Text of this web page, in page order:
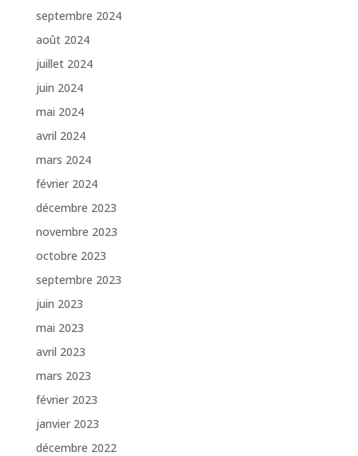
septembre 2024
août 2024
juillet 2024
juin 2024
mai 2024
avril 2024
mars 2024
février 2024
décembre 2023
novembre 2023
octobre 2023
septembre 2023
juin 2023
mai 2023
avril 2023
mars 2023
février 2023
janvier 2023
décembre 2022